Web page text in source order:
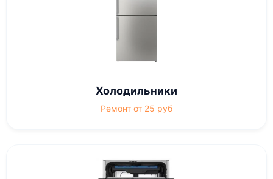
Холодильники
Ремонт от 25 руб